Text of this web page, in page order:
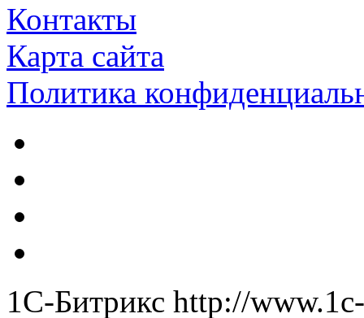
Контакты
Карта сайта
Политика
1С-Битрикс http://